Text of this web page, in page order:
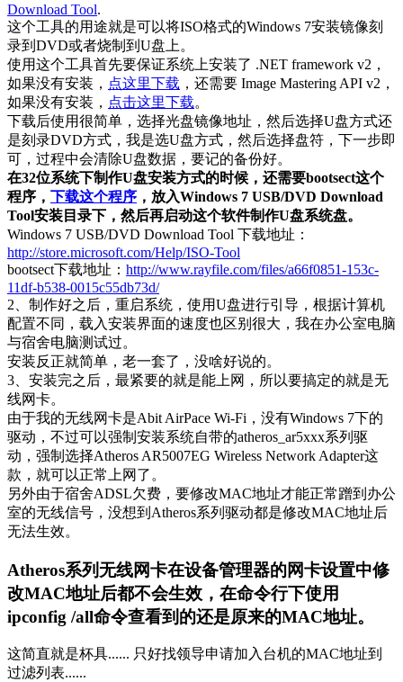
Download Tool.
这个工具的用途就是可以将ISO格式的Windows 7安装镜像刻
录到DVD或者烧制到U盘上。
使用这个工具首先要保证系统上安装了 .NET framework v2，
如果没有安装， 点这里下载 ，还需要 Image Mastering API v2，
如果没有安装， 点击这里下载。
下载后使用很简单，选择光盘镜像地址，然后选择U盘方式还
是刻录DVD方式，我是选U盘方式，然后选择盘符，下一步即
可，过程中会清除U盘数据，要记的备份好。
在32位系统下制作U盘安装方式的时候，还需要bootsect这个
程序， 下载这个程序 ，放入Windows 7 USB/DVD Download
Tool安装目录下，然后再启动这个软件制作U盘系统盘。
Windows 7 USB/DVD Download Tool 下载地址：
http://store.microsoft.com/Help/ISO-Tool
bootsect下载地址： http://www.rayfile.com/files/a66f0851-153c-
11df-b538-0015c55db73d/
2、制作好之后，重启系统，使用U盘进行引导，根据计算机
配置不同，载入安装界面的速度也区别很大，我在办公室电脑
与宿舍电脑测试过。
安装反正就简单，老一套了，没啥好说的。
3、安装完之后，最紧要的就是能上网，所以要搞定的就是无
线网卡。
由于我的无线网卡是Abit AirPace Wi-Fi，没有Windows 7下的
驱动，不过可以强制安装系统自带的atheros_ar5xxx系列驱
动，强制选择Atheros AR5007EG Wireless Network Adapter这
款，就可以正常上网了。
另外由于宿舍ADSL欠费，要修改MAC地址才能正常蹭到办公
室的无线信号，没想到Atheros系列驱动都是修改MAC地址后
无法生效。
Atheros系列无线网卡在设备管理器的网卡设置中修
改MAC地址后都不会生效，在命令行下使用
ipconfig /all命令查看到的还是原来的MAC地址。
这简直就是杯具...... 只好找领导申请加入台机的MAC地址到
过滤列表......